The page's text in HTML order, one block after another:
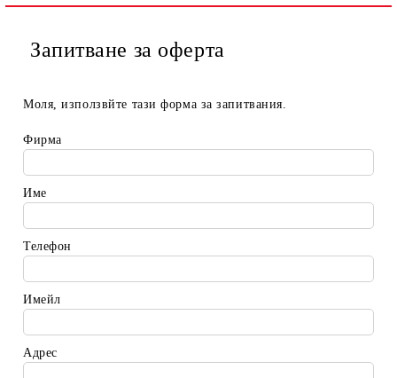
Запитване за оферта
Моля, използвйте тази форма за запитвания.
Фирма
Име
Телефон
Имейл
Адрес